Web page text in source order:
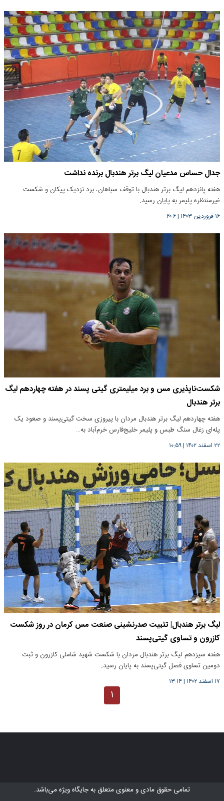
جدال حساس مدعیان لیگ برتر هندبال برنده نداشت
هفته پانزدهم لیگ برتر هندبال با توقف سپاهان، برد نزدیک پیکان و شکست
غیرمنتظره پلیمر به پایان رسید.
۱۶ فروردین ۱۴۰۳ |۲۰:۶
شکست‌ناپذیری مس و برد میلیمتری گیتی پسند در هفته چهاردهم لیگ
برتر هندبال
هفته چهاردهم لیگ برتر هندبال مردان با پیروزی سخت گیتی‌پسند و صعود یک
پله‌ای زغال سنگ طبس و پلیمر خلیج‌فارس خرم‌آباد به…
۲۲ اسفند ۱۴۰۲ |۱۰:۵۹
لیگ برتر هندبال| تثبیت صدرنشینی صنعت مس کرمان در روز شکست
کازرون و تساوی گیتی‌پسند
هفته سیزدهم لیگ برتر هندبال مردان با شکست شهید شاملی کازرون و ثبت
دومین تساوی فصل گیتی‌پسند به پایان رسید.
۱۷ اسفند ۱۴۰۲ |۱۳:۱۴
۱
تمامی حقوق مادی و معنوی متعلق بهجایگاه ویژهمی‌باشد.